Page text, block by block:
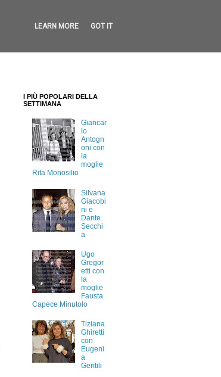
I PIÙ POPOLARI DELLA
SETTIMANA
Giancar
lo
Antogn
oni con
la
moglie
Rita Monosilio
Silvana
Giacobi
ni e
Dante
Secchi
a
Ugo
Gregor
etti con
la
moglie
Fausta
Capece Minutolo
Tiziana
Ghiretti
con
Eugeni
a
Gentili
LEARN MORE GOT IT